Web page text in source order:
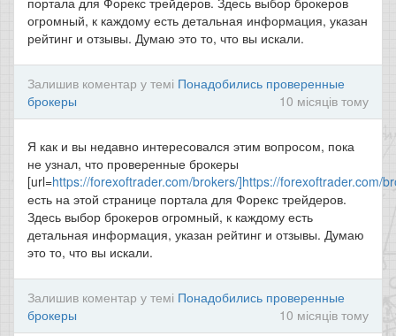
огромный, к каждому есть детальная информация, указан
рейтинг и отзывы. Думаю это то, что вы искали.
Залишив коментар у темі Понадобились проверенные
брокеры
10 місяців тому
Я как и вы недавно интересовался этим вопросом, пока
не узнал, что проверенные брокеры
[url=https://forexoftrader.com/brokers/]https://forexoftrader.com/
есть на этой странице портала для Форекс трейдеров.
Здесь выбор брокеров огромный, к каждому есть
детальная информация, указан рейтинг и отзывы. Думаю
это то, что вы искали.
Залишив коментар у темі Понадобились проверенные
брокеры
10 місяців тому